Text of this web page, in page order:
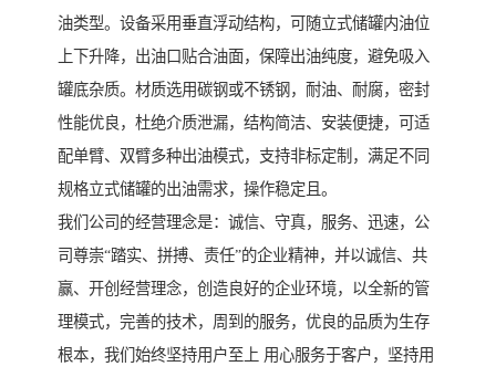
油类型。设备采用垂直浮动结构，可随立式储罐内油位
上下升降，出油口贴合油面，保障出油纯度，避免吸入
罐底杂质。材质选用碳钢或不锈钢，耐油、耐腐，密封
性能优良，杜绝介质泄漏，结构简洁、安装便捷，可适
配单臂、双臂多种出油模式，支持非标定制，满足不同
规格立式储罐的出油需求，操作稳定且。
我们公司的经营理念是：诚信、守真，服务、迅速，公
司尊崇“踏实、拼搏、责任”的企业精神，并以诚信、共
赢、开创经营理念，创造良好的企业环境，以全新的管
理模式，完善的技术，周到的服务，优良的品质为生存
根本，我们始终坚持用户至上 用心服务于客户，坚持用